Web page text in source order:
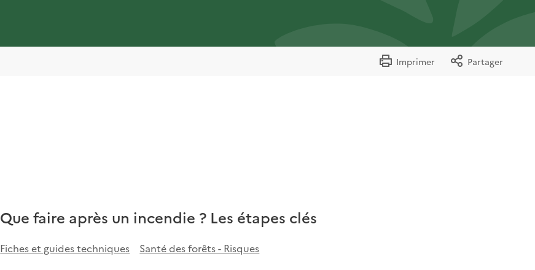
Imprimer Partager
Que faire après un incendie ? Les étapes clés
Fiches et guides techniques Santé des forêts - Risques